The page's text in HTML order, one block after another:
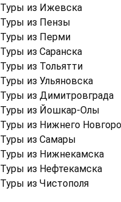
Туры из Ижевска
Туры из Пензы
Туры из Перми
Туры из Саранска
Туры из Тольятти
Туры из Ульяновска
Туры из Димитровграда
Туры из Йошкар-Олы
Туры из Нижнего
Туры из Самары
Туры из Нижнекамска
Туры из Нефтекамска
Туры из Чистополя